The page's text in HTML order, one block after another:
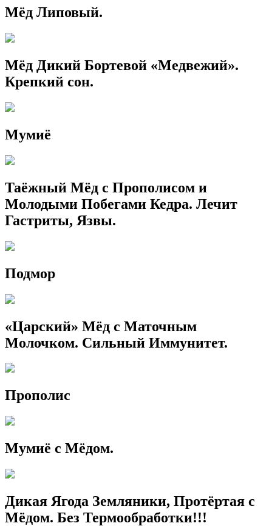
Мёд Липовый.
Мёд Дикий Бортевой «Медвежий».
Крепкий сон.
Мумиё
Таёжный Мёд с Прополисом и
Молодыми Побегами Кедра. Лечит
Гастриты, Язвы.
Подмор
«Царский» Мёд с Маточным
Молочком. Сильный Иммунитет.
Прополис
Мумиё с Мёдом.
Дикая Ягода Земляники, Протёртая с
Мёдом. Без Термообработки!!!